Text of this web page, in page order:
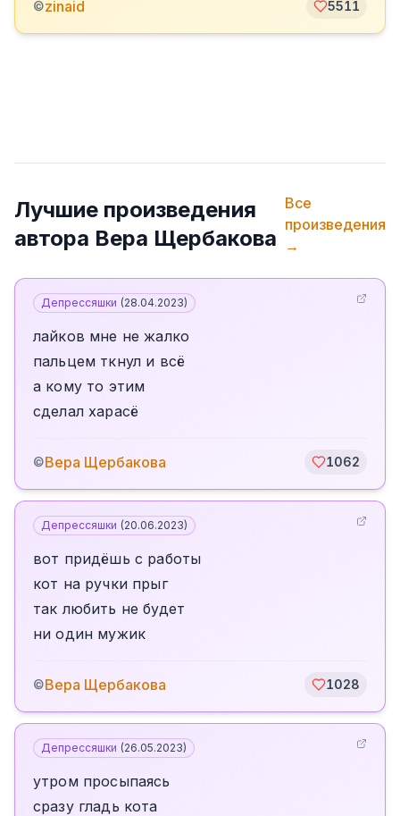
©zinaid 5511
Лучшие произведения
автора Вера Щербакова
Все
произведения
→
Депрессяшки (28.04.2023)
лайков мне не жалко
пальцем ткнул и всё
а кому то этим
сделал харасё
©Вера Щербакова 1062
Депрессяшки (20.06.2023)
вот придёшь с работы
кот на ручки прыг
так любить не будет
ни один мужик
©Вера Щербакова 1028
Депрессяшки (26.05.2023)
утром просыпаясь
сразу гладь кота